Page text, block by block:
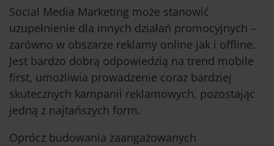
Social Media Marketing może stanowić
uzupełnienie dla innych działań promocyjnych –
zarówno w obszarze reklamy online jak i offline.
Jest bardzo dobrą odpowiedzią na trend mobile
first, umożliwia prowadzenie coraz bardziej
skutecznych kampanii reklamowych, pozostając
jedną z najtańszych form.
Oprócz budowania zaangażowanych